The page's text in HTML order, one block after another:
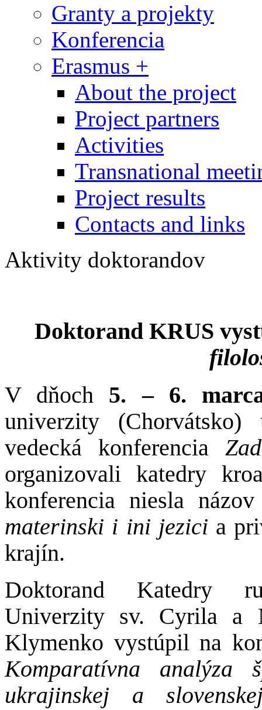
Granty a projekty
Konferencia
Erasmus +
About the project
Project partners
Activities
Transnational
Project results
Contacts and links
Aktivity doktorandov
Doktorand KRUS
V dňoch 5. – 6.
univerzity (Chorvátsko)
vedecká konferencia
organizovali katedry
konferencia niesla
materinski i ini jezici a
krajín.
Doktorand Katedry
Univerzity sv. Cyrila a
Klymenko vystúpil na
Komparatívna analýza
ukrajinskej a